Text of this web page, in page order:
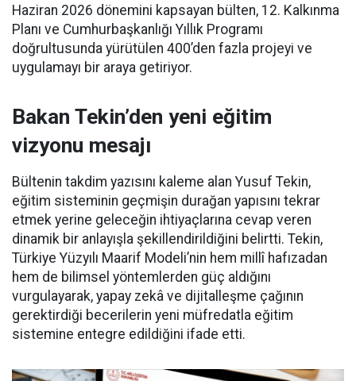
Haziran 2026 dönemini kapsayan bülten, 12. Kalkınma
Planı ve Cumhurbaşkanlığı Yıllık Programı
doğrultusunda yürütülen 400’den fazla projeyi ve
uygulamayı bir araya getiriyor.
Bakan Tekin’den yeni eğitim
vizyonu mesajı
Bültenin takdim yazısını kaleme alan Yusuf Tekin,
eğitim sisteminin geçmişin durağan yapısını tekrar
etmek yerine geleceğin ihtiyaçlarına cevap veren
dinamik bir anlayışla şekillendirildiğini belirtti. Tekin,
Türkiye Yüzyılı Maarif Modeli’nin hem millî hafızadan
hem de bilimsel yöntemlerden güç aldığını
vurgulayarak, yapay zekâ ve dijitalleşme çağının
gerektirdiği becerilerin yeni müfredatla eğitim
sistemine entegre edildiğini ifade etti.